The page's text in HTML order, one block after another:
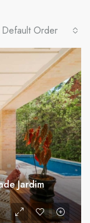
Default Order
Jardim